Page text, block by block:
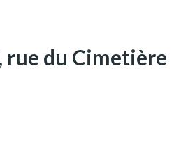
rue du Cimetière